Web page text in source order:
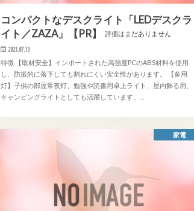
コンパクトなデスクライト「LEDデスクラ
イト／ZAZA」【PR】
評価はまだありません
2021.07.13
特徴 【取材安全】インポートされた高強度PCのABS材料を使用
し、防振的に落下しても割れにくい安全性があります。 【多用
灯】子供の部屋常夜灯、勉強や読書用卓上ライト、屋内飾る用、
キャンピングライトとしても活躍しています。…
家電